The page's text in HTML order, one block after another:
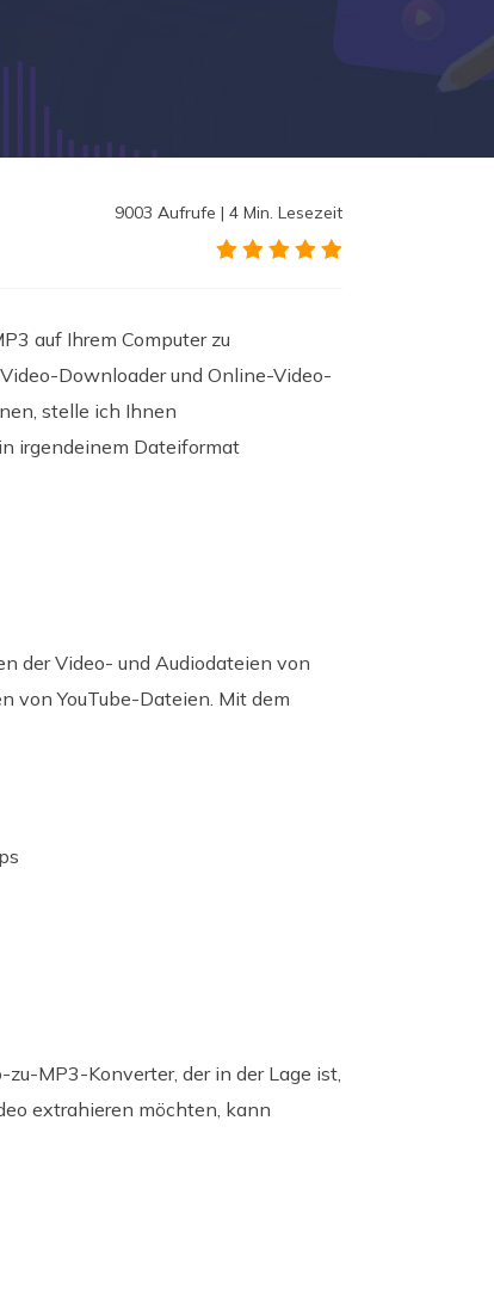
9003 Aufrufe | 4 Min. Lesezeit
auf Ihrem Computer zu
Downloader und Online-Video-
stelle ich Ihnen
irgendeinem Dateiformat
der Video- und Audiodateien von
von YouTube-Dateien. Mit dem
MP3-Konverter, der in der Lage ist,
extrahieren möchten, kann